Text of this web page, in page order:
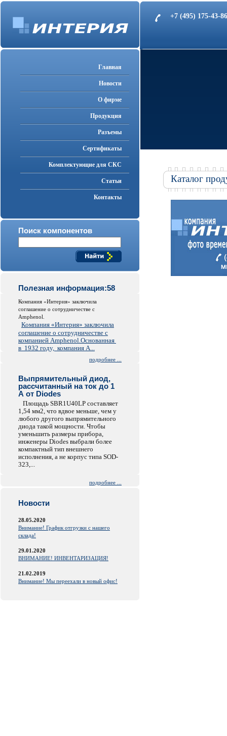
+7 (495) 175-43-
Главная
Новости
О фирме
Продукция
Разъемы
Cертификаты
Комплектующие для СКС
Статьи
Контакты
Поиск компонентов
Полезная информация:58
Компания «Интерия» заключила
соглашение о сотрудничестве c
Amphenol.
Компания «Интерия» заключила
соглашение о сотрудничестве с
компанией Amphenol.Основанная
в 1932 году, компания A...
подробнее ...
Выпрямительный диод,
рассчитанный на ток до 1
А от Diodes
Площадь SBR1U40LP составляет
1,54 мм2, что вдвое меньше, чем у
любого другого выпрямительного
диода такой мощности. Чтобы
уменьшить размеры прибора,
инженеры Diodes выбрали более
компактный тип внешнего
исполнения, а не корпус типа SOD-
323,...
подробнее ...
Новости
28.05.2020
Внимание! График отгрузки с нашего
склада!
29.01.2020
ВНИМАНИЕ! ИНВЕНТАРИЗАЦИЯ!
21.02.2019
Внимание! Мы переехали в новый офис!
Каталог